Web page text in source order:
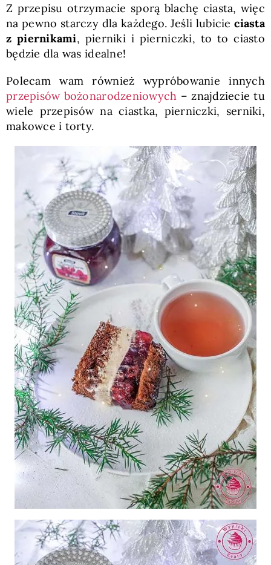
Z przepisu otrzymacie sporą blachę ciasta, więc
na pewno starczy dla każdego. Jeśli lubicieciasta
z piernikami, pierniki i pierniczki, to to ciasto
będzie dla was idealne!
Polecam wam również wypróbowanie innych
przepisów bożonarodzeniowych – znajdziecie tu
wiele przepisów na ciastka, pierniczki, serniki,
makowce i torty.